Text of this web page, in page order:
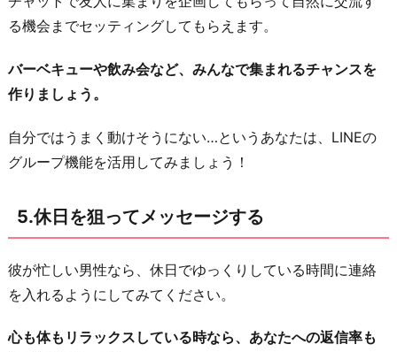
る機会までセッティングしてもらえます。
バーベキューや飲み会など、みんなで集まれるチャンスを
作りましょう。
自分ではうまく動けそうにない…というあなたは、LINEの
グループ機能を活用してみましょう！
5.休日を狙ってメッセージする
彼が忙しい男性なら、休日でゆっくりしている時間に連絡
を入れるようにしてみてください。
心も体もリラックスしている時なら、あなたへの返信率も